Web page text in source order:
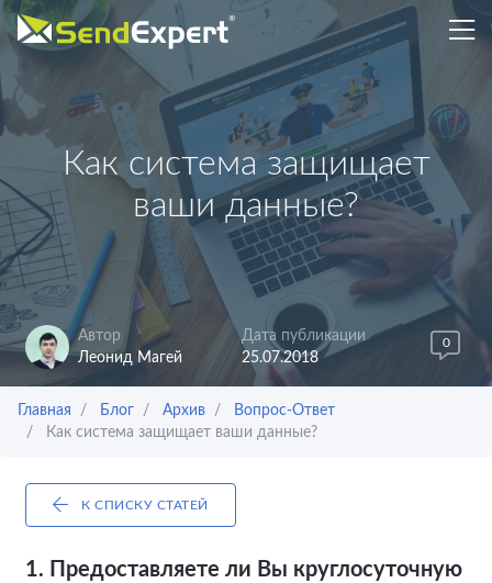
Как система защищает
ваши данные?
Автор
Леонид Магей
Дата публикации
25.07.2018
0
Главная Блог Архив
Вопрос-Ответ
Как система защищает ваши данные?
К СПИСКУ СТАТЕЙ
1. Предоставляете ли Вы круглосуточную